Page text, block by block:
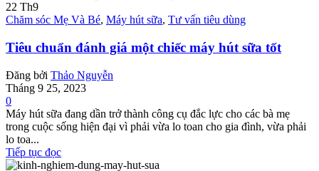
22 Th9
Chăm sóc Mẹ Và Bé, Máy hút sữa, Tư vấn tiêu dùng
Tiêu chuẩn đánh giá một chiếc máy hút sữa tốt
Đăng bởi Thảo Nguyễn
Tháng 9 25, 2023
0
Máy hút sữa đang dần trở thành công cụ đắc lực cho các bà mẹ
trong cuộc sống hiện đại vì phải vừa lo toan cho gia đình, vừa phải
lo toa...
Tiếp tục đọc